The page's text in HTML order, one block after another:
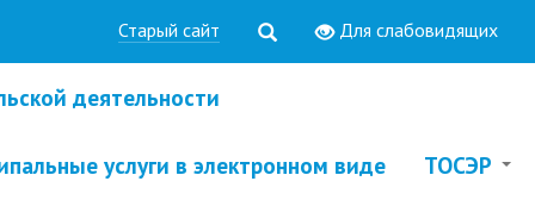
Старый сайт Для слабовидящих
деятельности
услуги в электронном виде ТОСЭР